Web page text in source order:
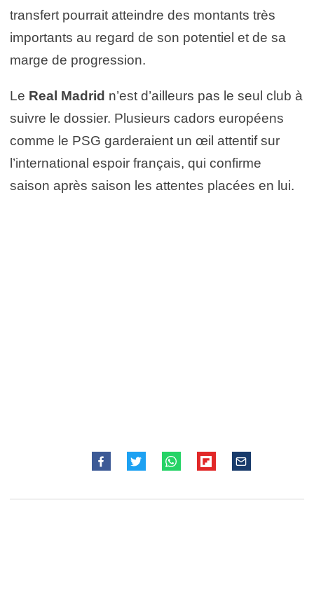
transfert pourrait atteindre des montants très
importants au regard de son potentiel et de sa
marge de progression.
Le Real Madrid n’est d’ailleurs pas le seul club à
suivre le dossier. Plusieurs cadors européens
comme le PSG garderaient un œil attentif sur
l’international espoir français, qui confirme
saison après saison les attentes placées en lui.